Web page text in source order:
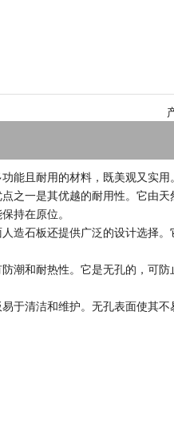
能且耐用的材料，既美观又实
之一是其优越的耐用性。它由
持在原位。
造石板还提供广泛的设计选择
潮和耐热性。它是无孔的，可
于清洁和维护。无孔表面使其